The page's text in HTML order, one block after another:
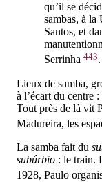
qu’il se
sambas, à la
Santos, et
Serrinha 443.
Lieux de samba,
à l’écart du centre
Tout près de là vit
Madureira, les
La samba fait du
subúrbio : le train.
1928, Paulo